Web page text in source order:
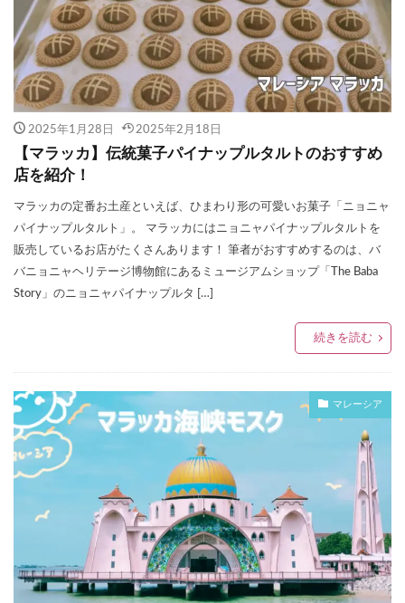
2025年1月28日 2025年2月18日
【マラッカ】伝統菓子パイナップルタルトのおすすめ
店を紹介！
マラッカの定番お土産といえば、ひまわり形の可愛いお菓子「ニョニャ
パイナップルタルト」。 マラッカにはニョニャパイナップルタルトを
販売しているお店がたくさんあります！ 筆者がおすすめするのは、バ
バニョニャヘリテージ博物館にあるミュージアムショップ「The Baba
Story」のニョニャパイナップルタ […]
続きを読む
マレーシア